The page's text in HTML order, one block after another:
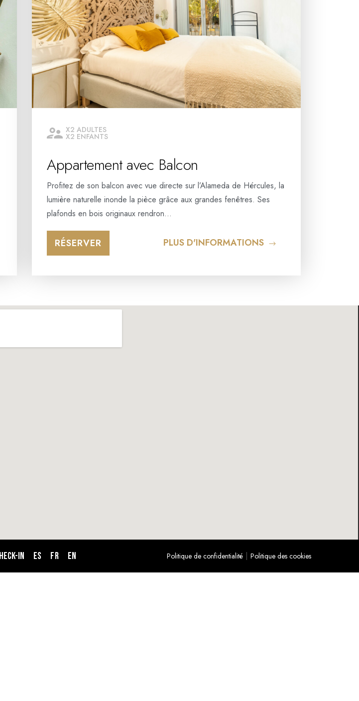
X2 ADULTES
X2 ENFANTS
Appartement avec Balcon
Profitez de son balcon avec vue directe sur l’Alameda de Hércules, la
lumière naturelle inonde la pièce grâce aux grandes fenêtres. Ses
plafonds en bois originaux rendron…
RÉSERVER PLUS D'INFORMATIONS
in ES FR EN Politique de confidentialité Politique des cookies